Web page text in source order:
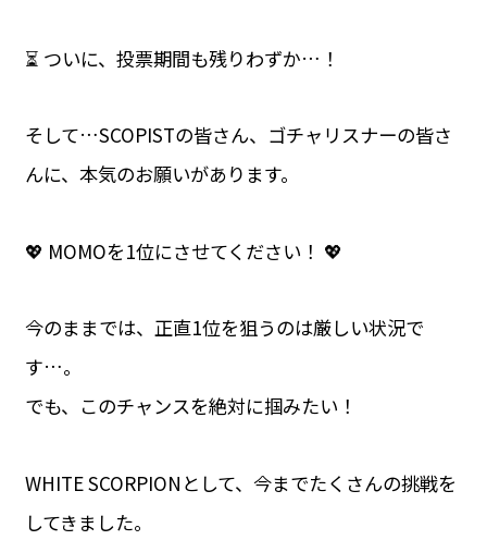
⏳ ついに、投票期間も残りわずか…！
そして…SCOPISTの皆さん、ゴチャリスナーの皆さ
んに、本気のお願いがあります。
💖 MOMOを1位にさせてください！ 💖
今のままでは、正直1位を狙うのは厳しい状況で
す…。
でも、このチャンスを絶対に掴みたい！
WHITE SCORPIONとして、今までたくさんの挑戦を
してきました。